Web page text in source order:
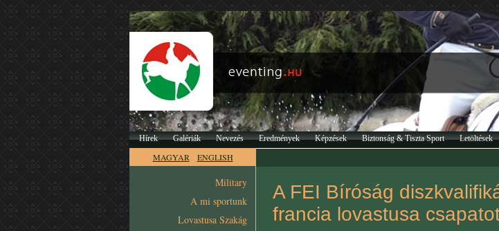
Hírek Galériák Nevezés Eredmények Képzések Biztonság & Tiszta Sport Letöltések
MAGYAR ENGLISH
Military
A mi sportunk
Lovastusa Szakág
A FEI Bíróság
francia lovastusa